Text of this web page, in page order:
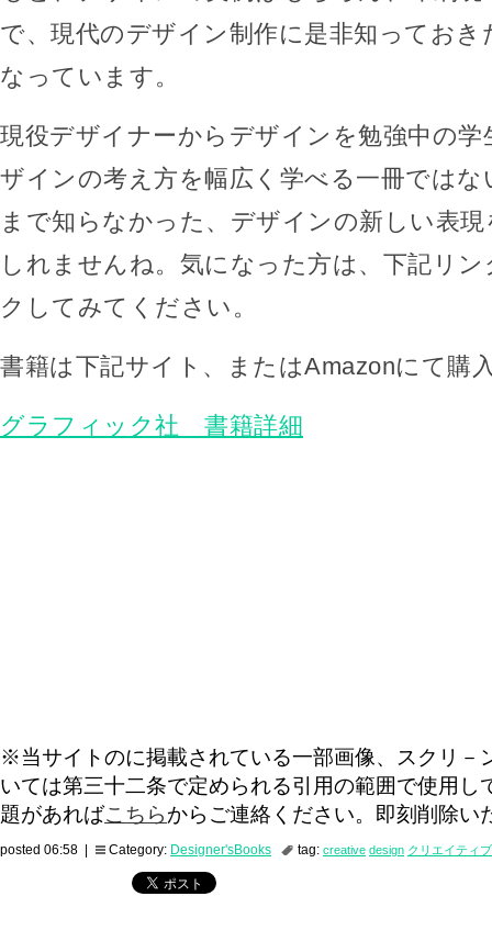
で、現代のデザイン制作に是非知っておき
なっています。
現役デザイナーからデザインを勉強中の学
ザインの考え方を幅広く学べる一冊では
まで知らなかった、デザインの新しい表
しれませんね。気になった方は、下記リ
クしてみてください。
書籍は下記サイト、またはAmazonにて購
グラフィック社 書籍詳細
※当サイトのに掲載されている一部画像、スクリ－
いては第三十二条で定められる引用の範囲で使用し
題があればこちらからご連絡ください。即刻削除い
posted 06:58 | Category: Designer'sBooks tag: creative design クリエイティブ